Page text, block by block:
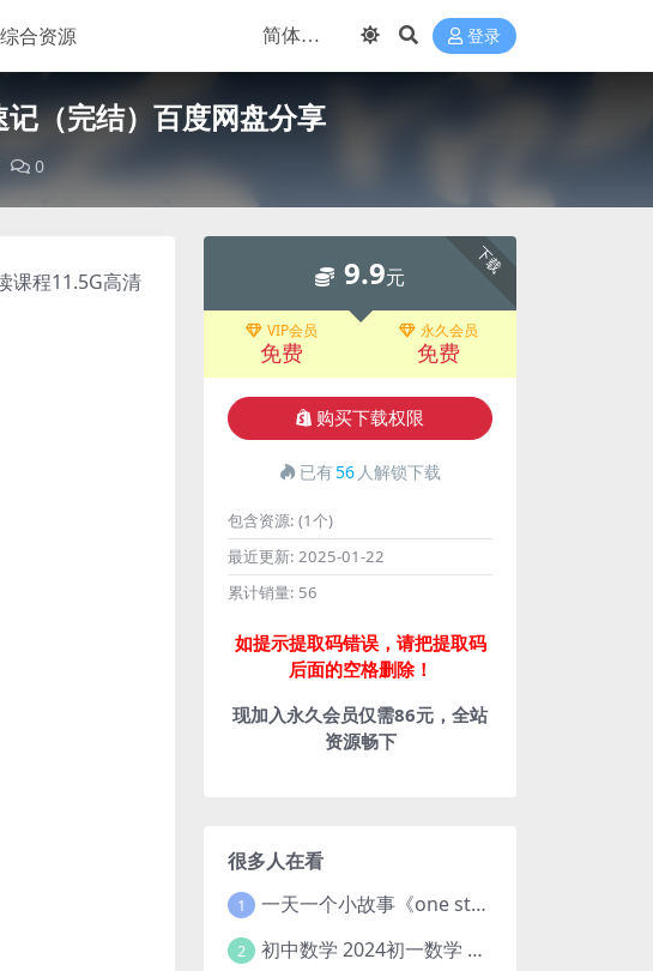
综合资源 登录
（完结）百度网盘分享
0
课程11.5G高清
下载
9.9元
VIP会员
免费
永久会员
免费
购买下载权限
已有56 人解锁下载
包含资源: (1个)
最近更新: 2025-01-22
累计销量: 56
如提示提取码错误，请把提取码
后面的空格删除！
现加入永久会员仅需86元，全站
资源畅下
很多人在看
1 一天一个小故事《one story a day》初中版 百度网盘分享下载
2 初中数学 2024初一数学 朱韬数学 S班春季下 A+班春季下 百度云网盘